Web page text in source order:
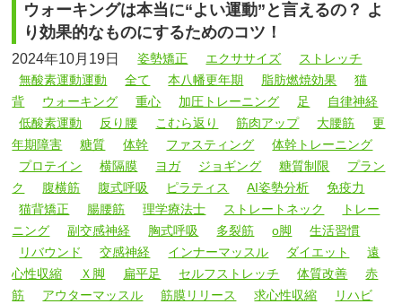
ウォーキングは本当に“よい運動”と言えるの？ よ
り効果的なものにするためのコツ！
2024年10月19日 姿勢矯正 エクササイズ
ストレッチ
無酸素運動運動
全て 本八幡更年期 脂肪燃焼効果
猫
背
ウォーキング 重心 加圧トレーニング 足
自律神経
低酸素運動
反り腰 こむら返り 筋肉アップ 大腰筋
更
年期障害
糖質 体幹 ファスティング
体幹トレーニング
プロテイン
横隔膜 ヨガ ジョギング 糖質制限
プラン
ク
腹横筋 腹式呼吸 ピラティス AI姿勢分析
免疫力
猫背矯正
腸腰筋 理学療法士 ストレートネック
トレー
ニング
副交感神経 胸式呼吸 多裂筋 o脚
生活習慣
リバウンド
交感神経 インナーマッスル ダイエット
遠
心性収縮
Ｘ脚 扁平足 セルフストレッチ 体質改善
赤
筋
アウターマッスル 筋膜リリース 求心性収縮
リハビ